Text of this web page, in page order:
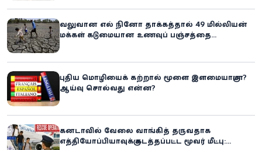
வலுவான எல் நினோ தாக்கத்தால் 49 மில்லியன்
மக்கள் கடுமையான உணவுப் பஞ்சத்தை
புதிய மொழியைக் கற்றால் மூளை இளமையாகுமா?
ஆய்வு சொல்வது என்ன?
கனடாவில் வேலை வாங்கித் தருவதாக
எத்தியோப்பியாவுக்கு கடத்தப்பட்ட மூவர் மீட்பு: